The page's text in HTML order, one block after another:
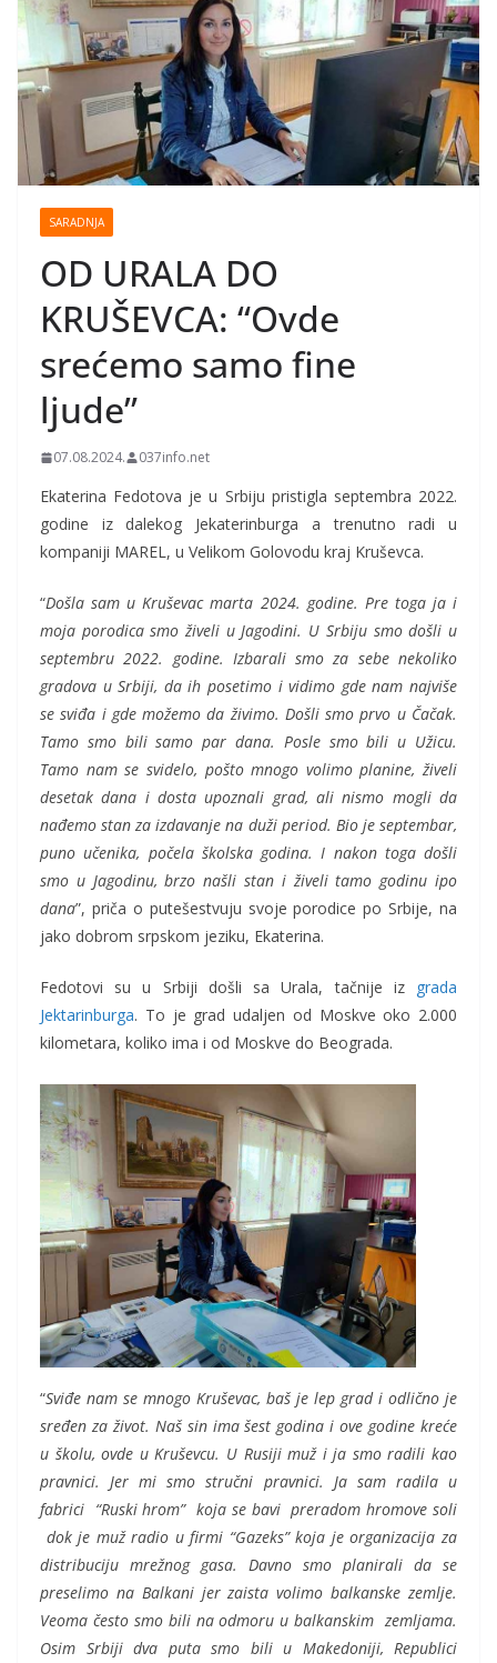
SARADNJA
OD URALA DO
KRUŠEVCA: “Ovde
srećemo samo fine
ljude”
07.08.2024. 037info.net
Ekatеrina Fedotova je u Srbiju pristigla septembra 2022.
godine iz dalekog Jekaterinburga a trenutno radi u
kompaniji MAREL, u Velikom Golovodu kraj Kruševca.
“Došla sam u Kruševac marta 2024. godine. Pre toga ја i
moja porodica smo živeli u Jagodini. U Srbiju smo došli u
septembru 2022. godine. Izbarali smo za sebe nekoliko
gradova u Srbiji, da ih posetimo i vidimo gde nam najviše
se sviđa i gde možemo da živimo. Došli smo prvo u Čačak.
Tamo smo bili samo par dana. Posle smo bili u Užicu.
Tamo nam se svidelo, pošto mnogo volimo planine, živeli
desetak dana i dosta upoznali grad, ali nismo mogli da
nađemo stan za izdavanje na duži period. Bio je septembar,
puno učenika, počela školska godina. I nakon toga došli
smo u Jagodinu, brzo našli stan i živeli tamo godinu ipo
dana”, priča o putešestvuju svoje porodice po Srbije, na
jako dobrom srpskom jeziku, Ekaterina.
Fedotovi su u Srbiji došli sa Urala, tačnije iz grada
Jektarinburga. To je grad udaljen od Moskve oko 2.000
kilometara, koliko ima i od Moskve do Beograda.
“Sviđe nam se mnogo Kruševac, baš je lep grad i odlično je
sređen za život. Naš sin ima šest godina i ove godine kreće
u školu, ovde u Kruševcu. U Rusiji muž i ja smo radili kao
pravnici. Jer mi smo stručni pravnici. Ja sam radila u
fabrici “Ruski hrom” koja se bavi preradom hromove soli
dok je muž radio u firmi “Gazeks” koja je organizacija za
distribuciju mrežnog gasa. Davno smo planirali da se
preselimo na Balkani jer zaista volimo balkanske zemlje.
Veoma često smo bili na odmoru u balkanskim zemljama.
Osim Srbiji dva puta smo bili u Makedoniji, Republici